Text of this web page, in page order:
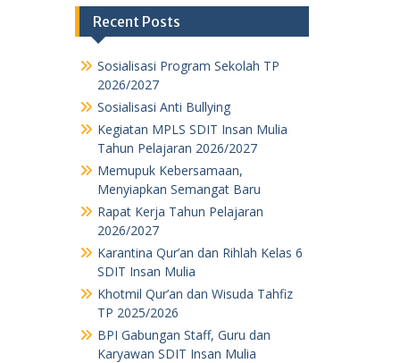
Recent Posts
Sosialisasi Program Sekolah TP
2026/2027
Sosialisasi Anti Bullying
Kegiatan MPLS SDIT Insan Mulia
Tahun Pelajaran 2026/2027
Memupuk Kebersamaan,
Menyiapkan Semangat Baru
Rapat Kerja Tahun Pelajaran
2026/2027
Karantina Qur’an dan Rihlah Kelas 6
SDIT Insan Mulia
Khotmil Qur’an dan Wisuda Tahfiz
TP 2025/2026
BPI Gabungan Staff, Guru dan
Karyawan SDIT Insan Mulia